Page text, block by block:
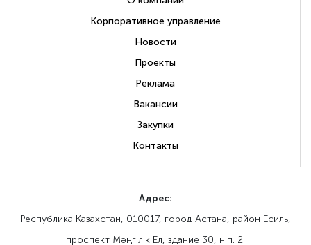
Корпоративное управление
Новости
Проекты
Реклама
Вакансии
Закупки
Контакты
Адрес:
Республика Казахстан, 010017, город Астана, район Есиль,
проспект Мәңгілік Ел, здание 30, н.п. 2.